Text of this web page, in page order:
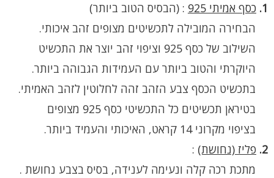
1. כסף אמיתי 925 : (הבסיס הטוב ביותר)
הבחירה המובילה לתכשיטים מצופים זהב איכותי.
השילוב של כסף 925 וציפוי זהב יוצר את התכשיט
היוקרתי והטוב ביותר עם העמידות הגבוהה ביותר.
בתכשיט הכסף צבע הזהב זהה לחלוטין לזהב האמיתי.
בטיראן תכשיטים כל התכשיטי כסף 925 מצופים
בציפוי מקרוני 14 קראט, האיכותי והעמיד ביותר.
2. פליז (נחושת) :
מתכת רכה קלה ונעימה לענידה, בסיס בצבע נחושת .